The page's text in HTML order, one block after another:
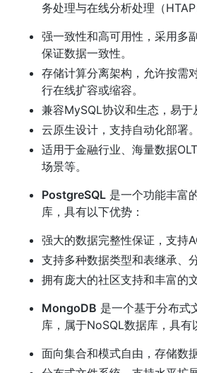
务处理与在线分析处理（
强一致性和高可用性，采用多
保证数据一致性。
存储计算分离架构，允许按需
行在线扩容或缩容。
兼容MySQL协议和生态，易于
云原生设计，支持自动化部署。
适用于金融行业、海量数据
场景等。
PostgreSQL 是一个功能丰富
库，具有以下优势：
强大的数据完整性保证，支持
支持多种数据类型和表继承、
拥有庞大的社区支持和丰富的
MongoDB 是一个基于分布式
库，属于NoSQL数据库，具有
面向集合和模式自由，存储数